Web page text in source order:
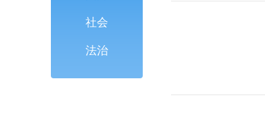
社会
法治